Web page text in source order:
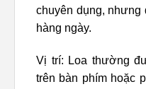
chuyên dụng, nhưng
hàng ngày.
Vị trí: Loa thường
trên bàn phím hoặc